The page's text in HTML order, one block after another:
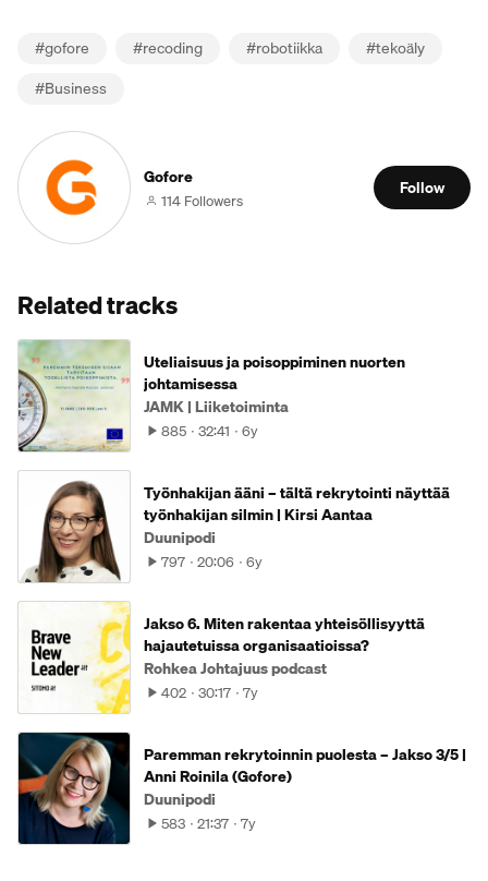
#gofore #recoding #robotiikka #tekoäly
#Business
Gofore
114 Followers
Follow
Related tracks
Uteliaisuus ja poisoppiminen nuorten
johtamisessa
JAMK | Liiketoiminta
885 32:41 6y
Työnhakijan ääni – tältä rekrytointi näyttää
työnhakijan silmin | Kirsi Aantaa
Duunipodi
797 20:06 6y
Jakso 6. Miten rakentaa yhteisöllisyyttä
hajautetuissa organisaatioissa?
Rohkea Johtajuus podcast
402 30:17 7y
Paremman rekrytoinnin puolesta – Jakso 3/5 |
Anni Roinila (Gofore)
Duunipodi
583 21:37 7y